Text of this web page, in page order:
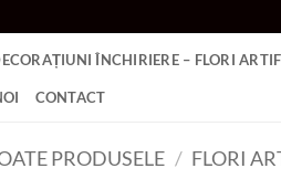
ÎNCHIRIERE – FLORI
CONTACT
PRODUSELE / FLORI